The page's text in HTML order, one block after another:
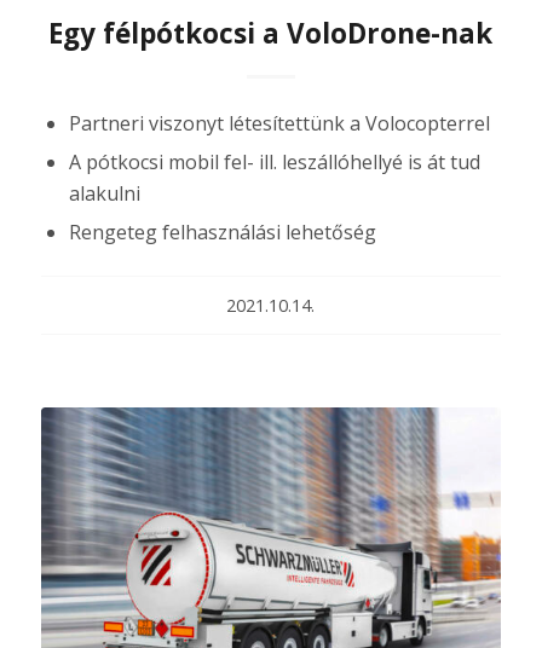
Egy félpótkocsi a VoloDrone-nak
Partneri viszonyt létesítettünk a Volocopterrel
A pótkocsi mobil fel- ill. leszállóhellyé is át tud
alakulni
Rengeteg felhasználási lehetőség
2021.10.14.